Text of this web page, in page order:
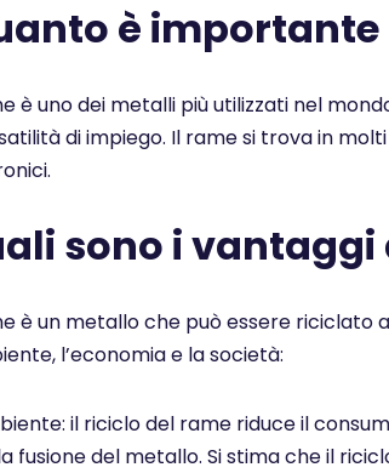
è
è uno dei metalli più utilizzati nel
di impiego. Il rame si trova in
sono i
è un metallo che può essere riciclato
l’economia e la società:
il riciclo del rame riduce il
fusione del metallo. Si stima che il